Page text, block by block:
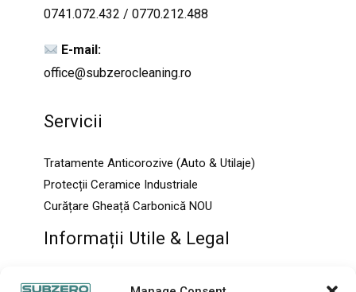
0741.072.432 / 0770.212.488
E-mail:
office@subzerocleaning.ro
Servicii
Tratamente Anticorozive (Auto & Utilaje)
Protecții Ceramice Industriale
Curățare Gheață Carbonică NOU
Informații Utile & Legal
Despre Noi